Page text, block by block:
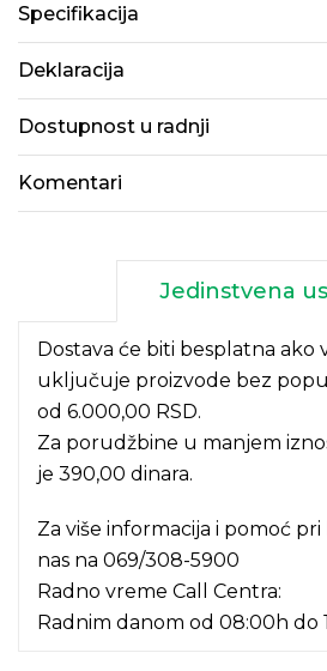
Specifikacija
Deklaracija
Dostupnost u radnji
Komentari
Jedinstvena
Dostava će biti besplatna ako
uključuje proizvode bez
od 6.000,00 RSD.
Za porudžbine u manjem
je 390,00 dinara.
Za više informacija i pomoć
nas na 069/308-5900
Radno vreme Call Centra:
Radnim danom od 08:00h do